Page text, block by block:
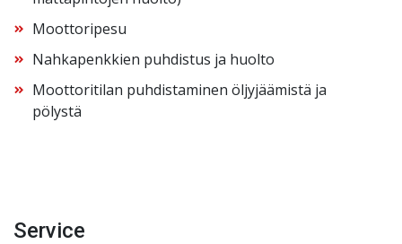
Moottoripesu
Nahkapenkkien puhdistus ja huolto
Moottoritilan puhdistaminen öljyjäämistä ja
pölystä
Service